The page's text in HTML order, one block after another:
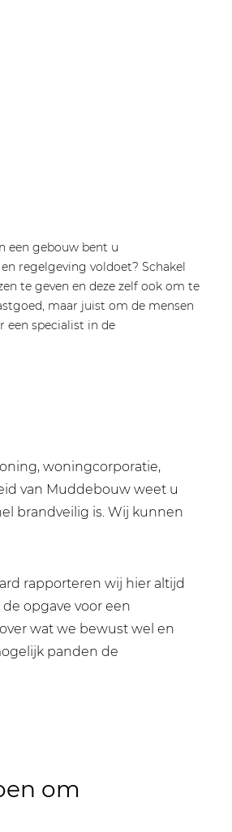
een gebouw bent u
regelgeving voldoet? Schakel
te geven en deze zelf ook om te
maar juist om de mensen
een specialist in de
woningcorporatie,
van Muddebouw weet u
brandveilig is. Wij kunnen
rapporteren wij hier altijd
opgave voor een
wat we bewust wel en
panden de
om